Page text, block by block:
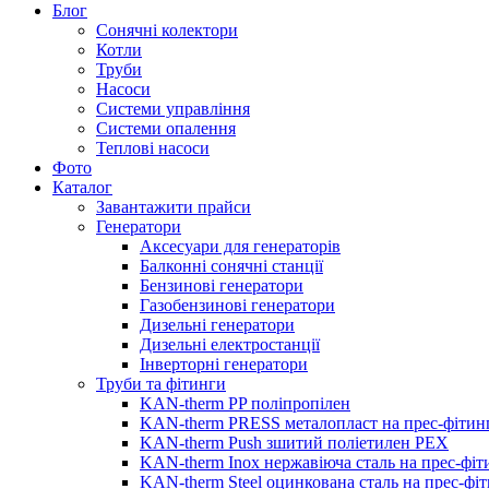
Блог
Сонячні колектори
Котли
Труби
Насоси
Системи управління
Системи опалення
Теплові насоси
Фото
Каталог
Завантажити прайси
Генератори
Аксесуари для генераторів
Балконні сонячні станції
Бензинові генератори
Газобензинові генератори
Дизельні генератори
Дизельні електростанції
Інверторні генератори
Труби та фітинги
KAN-therm PP поліпропілен
KAN-therm PRESS металопласт на прес-
KAN-therm Push зшитий поліетилен PEX
KAN-therm Inox нержавіюча сталь на прес-
KAN-therm Steel оцинкована сталь на прес-